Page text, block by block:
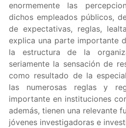
enormemente las
dichos empleados públicos,
de expectativas, reglas,
explica una parte importante
la estructura de la
seriamente la sensación de
como resultado de la
las numerosas reglas y
importante en instituciones
además, tienen una relevante
jóvenes investigadoras e